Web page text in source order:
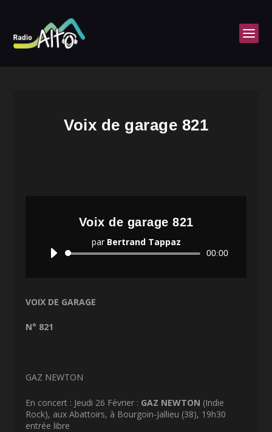
Voix de garage 821
Voix de garage 821
par Bertrand Tappaz
Lecteur
00:00
VOIX DE GARAGE
N° 821
GAZ NEWTON
En concert : Jeudi 26 Février : GAZ NEWTON (Indie
Rock), aux Abattoirs, à Bourgoin-Jallieu (38), 19h30
entrée libre